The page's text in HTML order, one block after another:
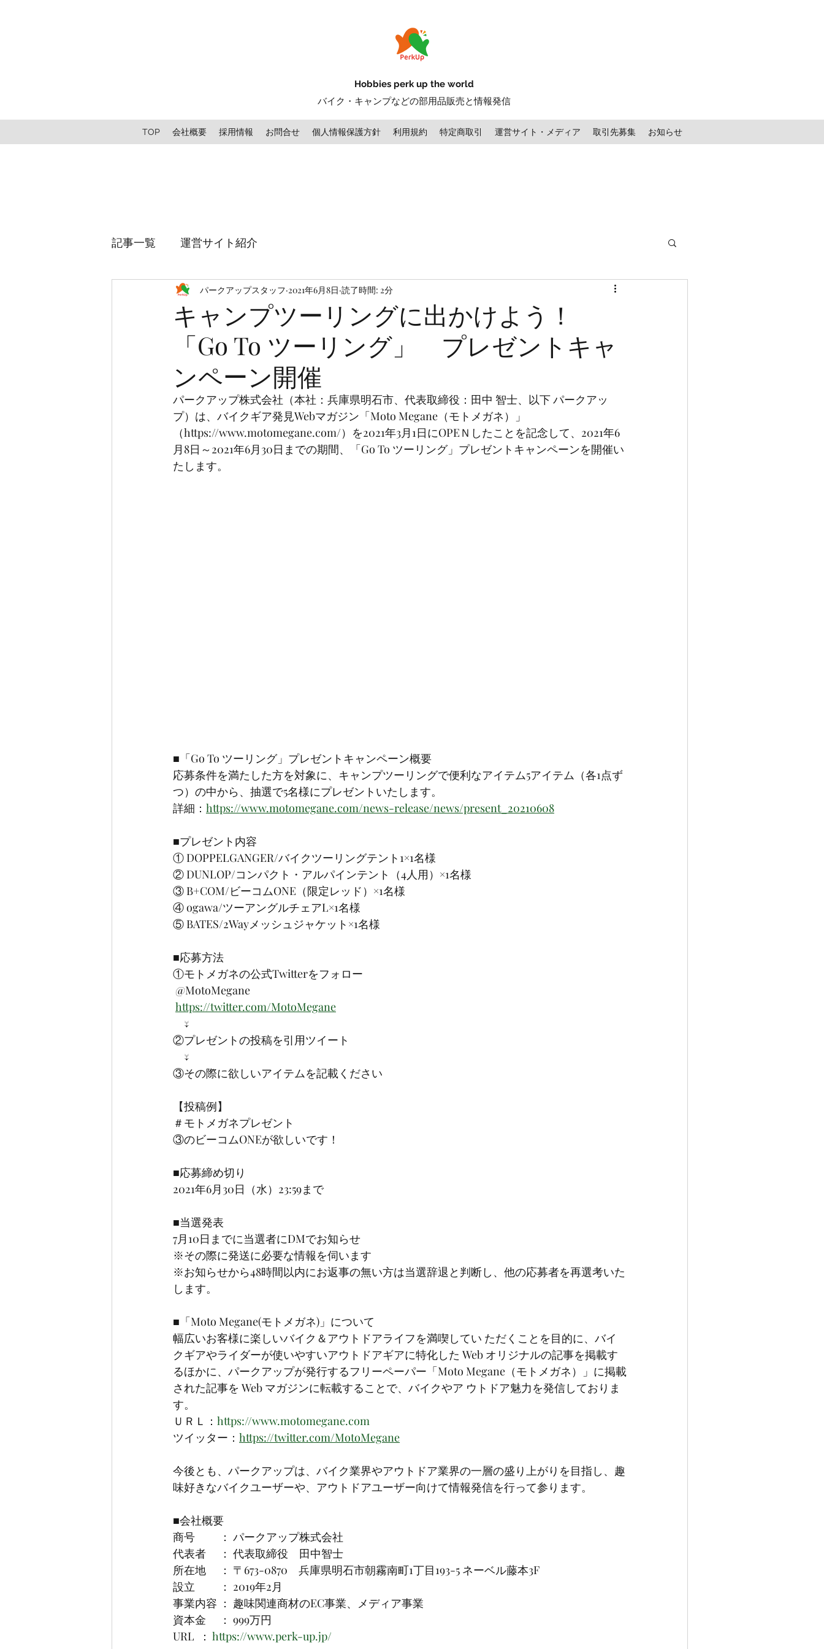
Hobbies perk up the world
バイク・キャンプなどの部用品販売と情報発信
TOP 会社概要 採用情報 お問合せ 個人情報保護方針 利用規約 特定商取引 運営サイト・メディア 取引先募集 お知らせ
記事一覧 運営サイト紹介
キャンプツーリングに出かけよう！
「Go To ツーリング」 プレゼントキャ
ンペーン開催
パークアップスタッフ 2021年6月8日 読了時間: 2分
パークアップ株式会社（本社：兵庫県明石市、代表取締役：田中 智士、以下 パークアッ
プ）は、バイクギア発見Webマガジン「Moto Megane（モトメガネ）」
（https://www.motomegane.com/）を2021年3月1日にOPEＮしたことを記念して、2021年6
月8日～2021年6月30日までの期間、「Go To ツーリング」プレゼントキャンペーンを開催い
たします。
■「Go To ツーリング」プレゼントキャンペーン概要
応募条件を満たした方を対象に、キャンプツーリングで便利なアイテム5アイテム（各1点ず
つ）の中から、抽選で5名様にプレゼントいたします。
詳細： https://www.motomegane.com/news-release/news/present_20210608
■プレゼント内容
① DOPPELGANGER/バイクツーリングテント1×1名様
② DUNLOP/コンパクト・アルパインテント（4人用）×1名様
③ B+COM/ビーコムONE（限定レッド）×1名様
④ ogawa/ツーアングルチェアL×1名様
⑤ BATES/2Wayメッシュジャケット×1名様
■応募方法
①モトメガネの公式Twitterをフォロー
@MotoMegane
https://twitter.com/MotoMegane
↓
②プレゼントの投稿を引用ツイート
↓
③その際に欲しいアイテムを記載ください
【投稿例】
＃モトメガネプレゼント
③のビーコムONEが欲しいです！
■応募締め切り
2021年6月30日（水）23:59まで
■当選発表
7月10日までに当選者にDMでお知らせ
※その際に発送に必要な情報を伺います
※お知らせから48時間以内にお返事の無い方は当選辞退と判断し、他の応募者を再選考いた
します。
■「Moto Megane(モトメガネ)」について
幅広いお客様に楽しいバイク＆アウトドアライフを満喫してい ただくことを目的に、バイ
クギアやライダーが使いやすいアウトドアギアに特化した Web オリジナルの記事を掲載す
るほかに、パークアップが発行するフリーペーパー「Moto Megane（モトメガネ）」に掲載
された記事を Web マガジンに転載することで、バイクやア ウトドア魅力を発信しておりま
す。
ＵＲＬ： https://www.motomegane.com
ツイッター： https://twitter.com/MotoMegane
今後とも、パークアップは、バイク業界やアウトドア業界の一層の盛り上がりを目指し、趣
味好きなバイクユーザーや、アウトドアユーザー向けて情報発信を行って参ります。
■会社概要
商号　　 ： パークアップ株式会社
代表者　 ： 代表取締役　田中智士
所在地　 ： 〒673-0870　兵庫県明石市朝霧南町1丁目193-5 ネーベル藤本3F
設立　　 ： 2019年2月
事業内容 ： 趣味関連商材のEC事業、メディア事業
資本金　 ： 999万円
URL  ： https://www.perk-up.jp/